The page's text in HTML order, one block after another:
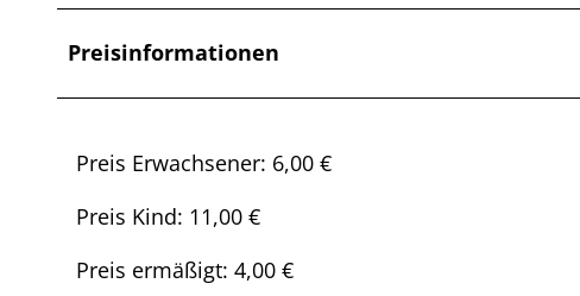
Preisinformationen
Preis Erwachsener: 6,00 €
Preis Kind: 11,00 €
Preis ermäßigt: 4,00 €